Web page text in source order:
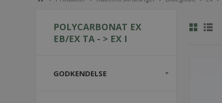
POLYCARBONAT EX
EB/EX TA - > EX I
GODKENDELSE